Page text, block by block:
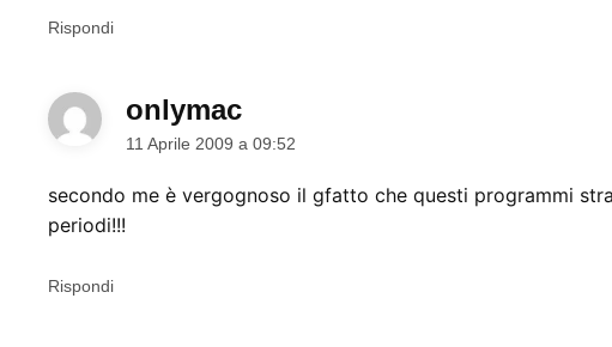
Rispondi
onlymacdice:
11 Aprile 2009 a 09:52
secondo me è vergognoso il gfatto che questi programmi
periodi!!!
Rispondi